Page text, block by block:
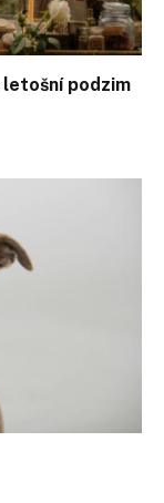
letošní podzim